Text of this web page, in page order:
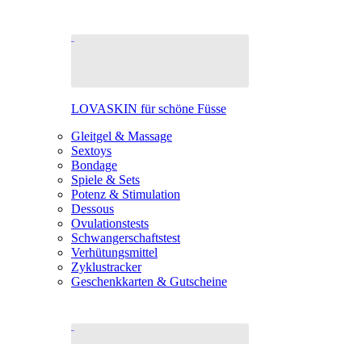
LOVASKIN für schöne Füsse
Gleitgel & Massage
Sextoys
Bondage
Spiele & Sets
Potenz & Stimulation
Dessous
Ovulationstests
Schwangerschaftstest
Verhütungsmittel
Zyklustracker
Geschenkkarten & Gutscheine